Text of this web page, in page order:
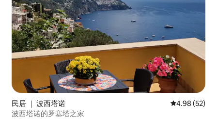
民居 ｜ 波西塔诺 平均评分
4.98 (52)
波西塔诺的罗塞塔之家